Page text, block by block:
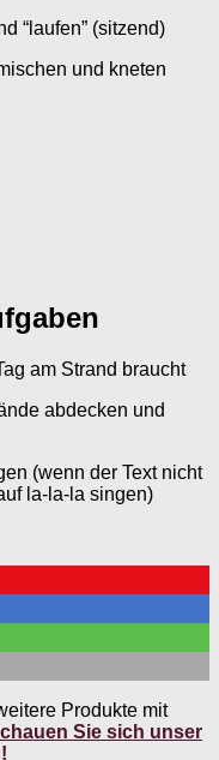
“laufen” (sitzend)
und kneten
am Strand braucht
abdecken und
(wenn der Text nicht
la-la-la singen)
Produkte mit
Sie sich unser